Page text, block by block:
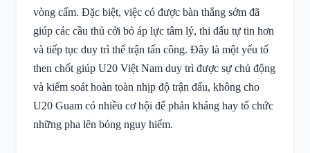
vòng cấm. Đặc biệt, việc có được bàn thắng sớm đã
giúp các cầu thủ cởi bỏ áp lực tâm lý, thi đấu tự tin hơn
và tiếp tục duy trì thế trận tấn công. Đây là một yếu tố
then chốt giúp U20 Việt Nam duy trì được sự chủ động
và kiểm soát hoàn toàn nhịp độ trận đấu, không cho
U20 Guam có nhiều cơ hội để phản kháng hay tổ chức
những pha lên bóng nguy hiểm.